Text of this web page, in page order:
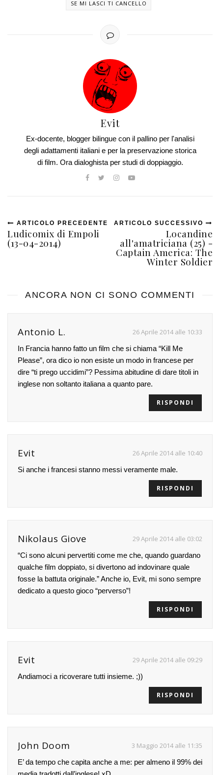
SE MI LASCI TI CANCELLO
Evit
Ex-docente, blogger bilingue con il pallino per l'analisi
degli adattamenti italiani e per la preservazione storica
di film. Ora dialoghista per studi di doppiaggio.
ARTICOLO PRECEDENTE
Ludicomix di Empoli
(13-04-2014)
ARTICOLO SUCCESSIVO
Locandine
all'amatriciana (25) -
Captain America: The
Winter Soldier
ANCORA NON CI SONO COMMENTI
Antonio L. 26 Aprile 2014 alle 10:33
In Francia hanno fatto un film che si chiama “Kill Me
Please”, ora dico io non esiste un modo in francese per
dire “ti prego uccidimi”? Pessima abitudine di dare titoli in
inglese non soltanto italiana a quanto pare.
RISPONDI
Evit 26 Aprile 2014 alle 10:40
Si anche i francesi stanno messi veramente male.
RISPONDI
Nikolaus Giove 29 Aprile 2014 alle 03:02
“Ci sono alcuni pervertiti come me che, quando guardano
qualche film doppiato, si divertono ad indovinare quale
fosse la battuta originale.” Anche io, Evit, mi sono sempre
dedicato a questo gioco “perverso”!
RISPONDI
Evit 29 Aprile 2014 alle 09:29
Andiamoci a ricoverare tutti insieme. ;))
RISPONDI
John Doom 3 Maggio 2014 alle 11:35
E’ da tempo che capita anche a me: per almeno il 99% dei